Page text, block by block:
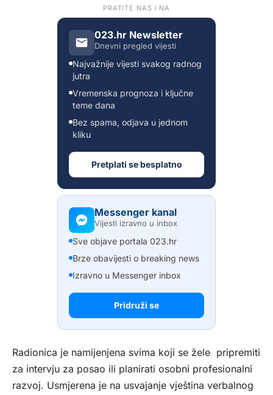
PRATITE NAS I NA
023.hr Newsletter
Dnevni pregled vijesti
Najvažnije vijesti svakog radnog
jutra
Vremenska prognoza i ključne
teme dana
Bez spama, odjava u jednom
kliku
Pretplati se besplatno
Messenger kanal
Vijesti izravno u inbox
Sve objave portala 023.hr
Brze obavijesti o breaking news
Izravno u Messenger inbox
Pridruži se
Radionica je namijenjena svima koji se žele pripremiti
za intervju za posao ili planirati osobni profesionalni
razvoj. Usmjerena je na usvajanje vještina verbalnog